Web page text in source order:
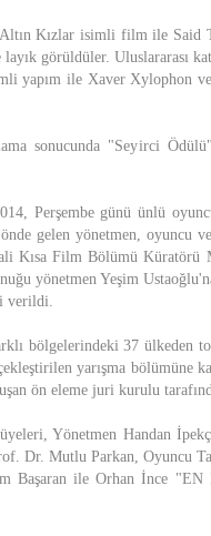
Kızlar isimli film ile Said
görüldüler. Uluslararası
yapım ile Xaver Xylophon
sonucunda "Seyirci
Perşembe günü ünlü
gelen yönetmen, oyuncu
Kısa Film Bölümü Küratörü
yönetmen Yeşim
verildi.
bölgelerindeki 37 ülkeden
yarışma bölümüne
ön eleme juri kurulu
Yönetmen Handan
Dr. Mutlu Parkan, Oyuncu
Başaran ile Orhan İnce